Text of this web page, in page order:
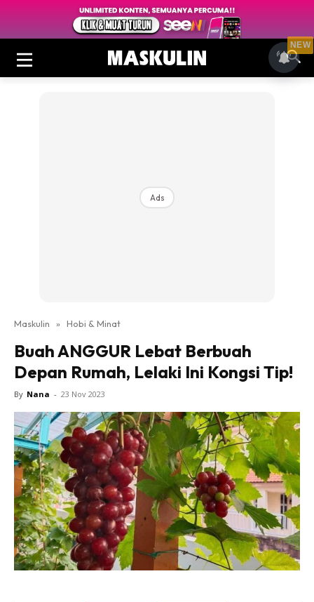
Ads
Maskulin » Hobi & Minat
Buah ANGGUR Lebat Berbuah
Depan Rumah, Lelaki Ini Kongsi Tip!
By Nana - 23 Nov 2023
NEW